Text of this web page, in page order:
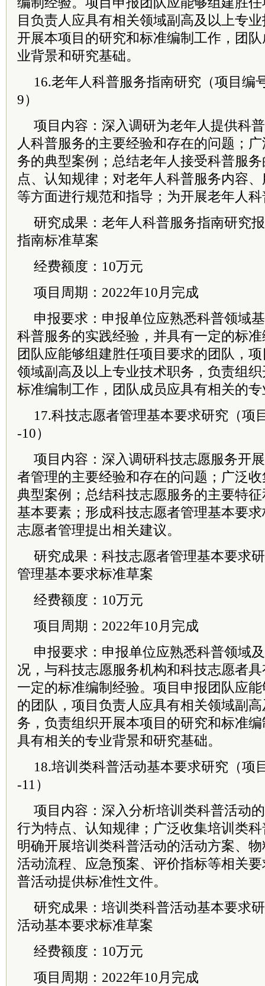
目负责人应具有相关领域副高及以上专
开展本项目的研究和标准编制工作，团
业背景和研究基础。
16.老年人科普服务指南研究（项目编
9）
项目内容：深入调研为老年人提供科
人科普服务的主要经验和存在的问题；
务的典型案例；总结老年人接受科普服
点、认知规律；对老年人科普服务内容
等方面进行规范和指导；为开展老年人
研究成果：老年人科普服务指南研究
指南标准草案
经费额度：10万元
项目周期：2022年10月完成
申报要求：申报单位应熟悉科普领域
科普服务的实践经验，并具有一定的标
团队应能够组建胜任项目要求的团队，
领域副高及以上专业技术职务，负责组
标准编制工作，团队成员应具有相关的
17.科技志愿者管理基本要求研究（项
-10）
项目内容：深入调研科技志愿服务开
者管理的主要经验和存在的问题；广泛
典型案例；总结科技志愿服务的主要特
基本要素；形成科技志愿者管理基本要
志愿者管理提出相关建议。
研究成果：科技志愿者管理基本要求
管理基本要求标准草案
经费额度：10万元
项目周期：2022年10月完成
申报要求：申报单位应熟悉科普领域
况，与科技志愿服务机构和科技志愿者
一定的标准编制经验。项目申报团队应
的团队，项目负责人应具有相关领域副
务，负责组织开展本项目的研究和标准
具有相关的专业背景和研究基础。
18.培训类科普活动基本要求研究（项
-11）
项目内容：深入分析培训类科普活动
行为特点、认知规律；广泛收集培训类
明确开展培训类科普活动的活动方案、
活动流程、应急预案、评价指标等相关
普活动提供标准性文件。
研究成果：培训类科普活动基本要求
活动基本要求标准草案
经费额度：10万元
项目周期：2022年10月完成